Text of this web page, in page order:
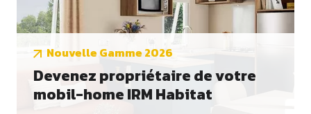
Nouvelle Gamme 2026
Devenez propriétaire de votre
mobil-home IRM Habitat